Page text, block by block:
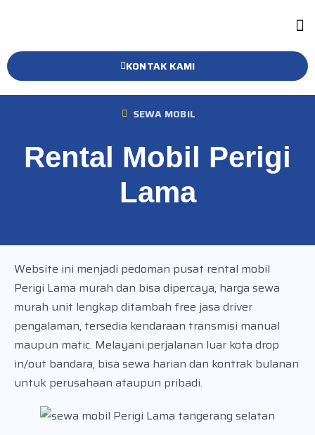
KONTAK KAMI
SEWA MOBIL
Rental Mobil Perigi
Lama
Website ini menjadi pedoman pusat rental mobil
Perigi Lama murah dan bisa dipercaya, harga sewa
murah unit lengkap ditambah free jasa driver
pengalaman, tersedia kendaraan transmisi manual
maupun matic. Melayani perjalanan luar kota drop
in/out bandara, bisa sewa harian dan kontrak bulanan
untuk perusahaan ataupun pribadi.